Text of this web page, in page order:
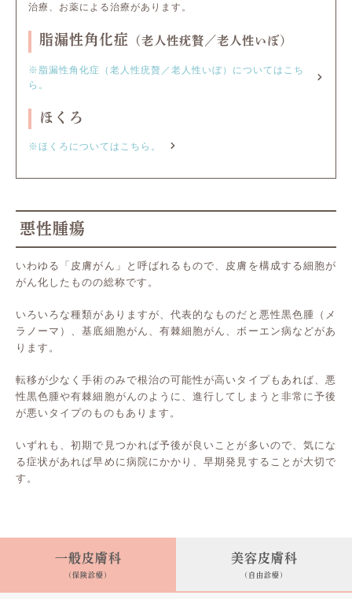
治療、お薬による治療があります。
脂漏性角化症 （老人性疣贅／老人性いぼ）
※脂漏性角化症（老人性疣贅／老人性いぼ）についてはこち
ら。
ほくろ
※ほくろについてはこちら。
悪性腫瘍
いわゆる「皮膚がん」と呼ばれるもので、皮膚を構成する細胞が
がん化したものの総称です。
いろいろな種類がありますが、代表的なものだと悪性黒色腫（メ
ラノーマ）、基底細胞がん、有棘細胞がん、ボーエン病などがあ
ります。
転移が少なく手術のみで根治の可能性が高いタイプもあれば、悪
性黒色腫や有棘細胞がんのように、進行してしまうと非常に予後
が悪いタイプのものもあります。
いずれも、初期で見つかれば予後が良いことが多いので、気にな
る症状があれば早めに病院にかかり、早期発見することが大切で
す。
一般皮膚科
(保険診療)
美容皮膚科
(自由診療)